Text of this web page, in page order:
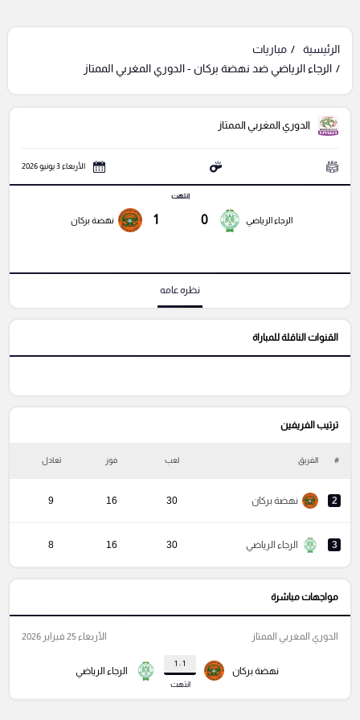
الرئيسية
مباريات
الرجاء الرياضي ضد نهضة بركان - الدوري المغربي الممتاز
الدوري المغربي الممتاز
الأربعاء 3 يونيو 2026
الرجاء الرياضي 0
انتهت
1 نهضة بركان
نظره عامه
القنوات الناقلة للمباراة
ترتيب الفريفين
# الفريق لعب فوز تعادل
2 نهضة بركان 30
16
9
3 الرجاء الرياضي 30
16
8
مواجهات مباشرة
نهضة بركان
1 : 1
انتهت
الرجاء الرياضي
الدوري المغربي الممتاز الأربعاء 25 فبراير 2026